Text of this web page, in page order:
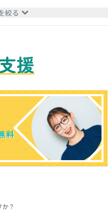
絞る
援
料
？